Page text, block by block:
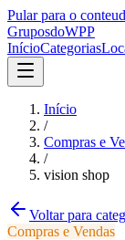
Pular para o
GruposdoWPP
InícioCategorias
Início
/
Compras e
/
vision shop
Voltar para
Compras e Vendas